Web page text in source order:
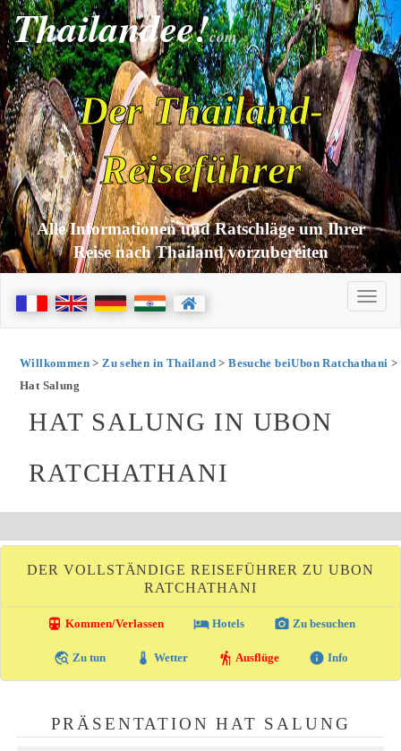
Thailandee!com
Der Thailand-
Reiseführer
Alle Informationen und Ratschläge um Ihrer
Reise nach Thailand vorzubereiten
Willkommen>Zu sehen in Thailand>Besuche beiUbon Ratchathani >
Hat Salung
HAT SALUNG IN UBON
RATCHATHANI
DER VOLLSTÄNDIGE REISEFÜHRER ZU UBON
RATCHATHANI
directions_transit Kommen/Verlassen local_hotelHotels photo_camera Zu besuchen
travel_explore Zu tun thermostat Wetter hiking Ausflüge info Info
PRÄSENTATION HAT SALUNG